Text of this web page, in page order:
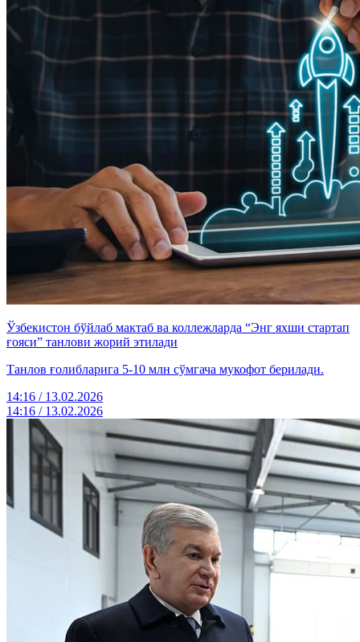
Ўзбекистон бўйлаб мактаб ва коллежларда “Энг яхши стартап
ғояси” танлови жорий этилади
Танлов ғолибларига 5-10 млн сўмгача мукофот берилади.
14:16 / 13.02.2026
14:16 / 13.02.2026